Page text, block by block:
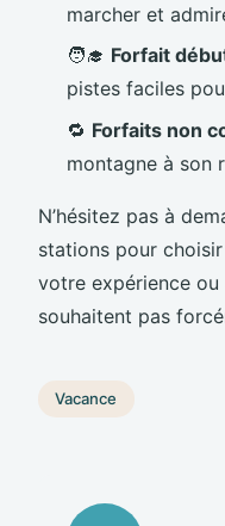
marcher et
🧑‍🎓 Forfait
pistes faciles
🔁 Forfaits non
montagne à son
N’hésitez pas à
stations pour
votre expérience
souhaitent pas
Vacance